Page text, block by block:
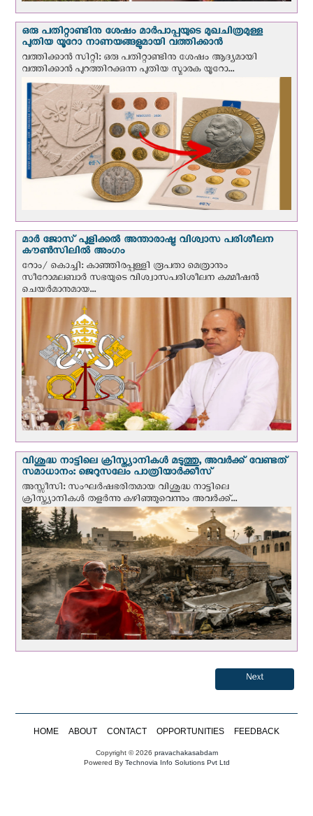
ഒരു പതിറ്റാണ്ടിനു ശേഷം മാർപാപ്പയുടെ മുഖചിത്രമുള്ള
പുതിയ യൂറോ നാണയങ്ങളുമായി വത്തിക്കാന്‍
വത്തിക്കാന്‍ സിറ്റി: ഒരു പതിറ്റാണ്ടിനു ശേഷം ആദ്യമായി
വത്തിക്കാൻ പുറത്തിറക്കുന്ന പുതിയ സ്മാരക യൂറോ...
മാർ ജോസ് പുളിക്കൽ അന്താരാഷ്ട്ര വിശ്വാസ പരിശീലന
കൗൺസിലിൽ അംഗം
റോം/ കൊച്ചി: കാഞ്ഞിരപ്പള്ളി രൂപതാ മെത്രാനും
സീറോമലബാർ സഭയുടെ വിശ്വാസപരിശീലന കമ്മീഷൻ
ചെയർമാനുമായ...
വിശുദ്ധ നാട്ടിലെ ക്രിസ്ത്യാനികൾ മടുത്തു, അവർക്ക് വേണ്ടത്
സമാധാനം: ജെറുസലേം പാത്രിയാര്‍ക്കീസ്
അസ്സീസി: സംഘര്‍ഷഭരിതമായ വിശുദ്ധ നാട്ടിലെ
ക്രിസ്ത്യാനികൾ തളര്‍ന്നു കഴിഞ്ഞുവെന്നും അവർക്ക്...
Next
HOME ABOUT CONTACT OPPORTUNITIES FEEDBACK
Copyright © 2026 pravachakasabdam
Powered ByTechnovia Info Solutions Pvt Ltd